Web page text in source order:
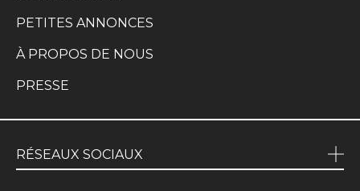
PETITES ANNONCES
À PROPOS DE NOUS
PRESSE
RÉSEAUX SOCIAUX